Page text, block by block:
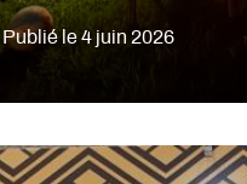
Publié le4 juin 2026